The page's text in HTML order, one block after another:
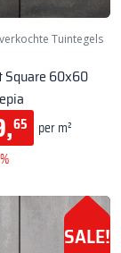
Tuintegels
Square 60x60
65
per m²
SALE!